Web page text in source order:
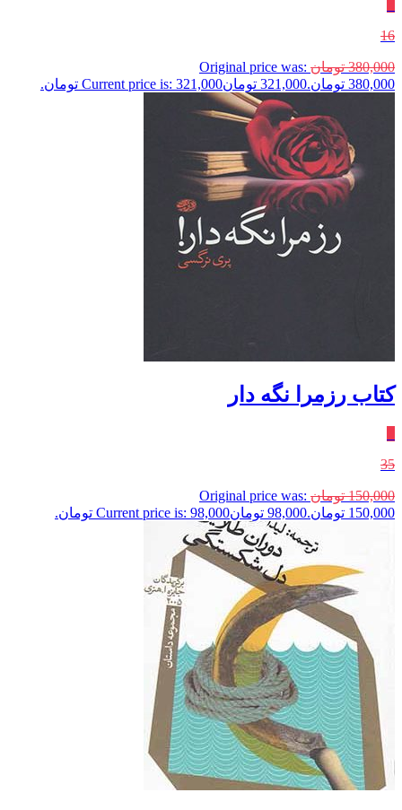
16
380,000 تومان Original price was:
380,000 تومان.
321,000 تومانCurrent price is: 321,000 تومان.
کتاب رزمرا نگه دار
35
150,000 تومان Original price was:
150,000 تومان.
98,000 تومانCurrent price is: 98,000 تومان.